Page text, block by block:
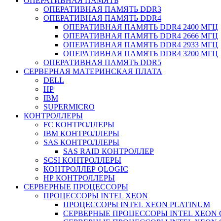
ОПЕРАТИВНАЯ ПАМЯТЬ DDR3
ОПЕРАТИВНАЯ ПАМЯТЬ DDR4
ОПЕРАТИВНАЯ ПАМЯТЬ DDR4 2400 МГЦ
ОПЕРАТИВНАЯ ПАМЯТЬ DDR4 2666 МГЦ
ОПЕРАТИВНАЯ ПАМЯТЬ DDR4 2933 МГЦ
ОПЕРАТИВНАЯ ПАМЯТЬ DDR4 3200 МГЦ
ОПЕРАТИВНАЯ ПАМЯТЬ DDR5
СЕРВЕРНАЯ МАТЕРИНСКАЯ ПЛАТА
DELL
HP
IBM
SUPERMICRO
КОНТРОЛЛЕРЫ
FC КОНТРОЛЛЕРЫ
IBM КОНТРОЛЛЕРЫ
SAS КОНТРОЛЛЕРЫ
SAS RAID КОНТРОЛЛЕР
SCSI КОНТРОЛЛЕРЫ
КОНТРОЛЛЕР QLOGIC
НР КОНТРОЛЛЕРЫ
СЕРВЕРНЫЕ ПРОЦЕССОРЫ
ПРОЦЕССОРЫ INTEL XEON
ПРОЦЕССОРЫ INTEL XEON PLATINUM
СЕРВЕРНЫЕ ПРОЦЕССОРЫ INTEL XEON